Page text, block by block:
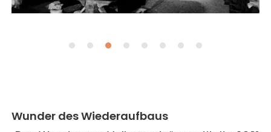
Wunder des Wiederaufbaus